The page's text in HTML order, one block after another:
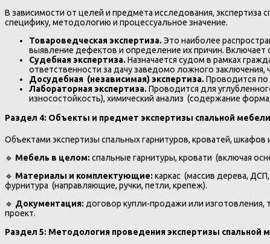
В зависимости от целей и предмета исследования,
специфику, методологию и процессуальное значение.
Товароведческая экспертиза.Это наиболее
выявление дефектов и определение их причин.
Судебная экспертиза.Назначается судом в рамках
ответственности за дачу заведомо ложного заключения,
Досудебная (независимая) экспертиза.Проводится по
Лабораторная экспертиза.Проводится для
износостойкость), химический анализ (содержание
Раздел 4: Объекты и предмет экспертизы спальной мебели
Объектами экспертизы спальных гарнитуров, кроватей,
🔹 Мебель в целом:спальные гарнитуры, кровати (включая
🔹 Материалы и комплектующие:каркас (массив дерева,
фурнитура (направляющие, ручки, петли, крепеж).
🔹 Документация:договор купли-продажи или изготовления,
проект.
Раздел 5: Методология проведения экспертизы спальной